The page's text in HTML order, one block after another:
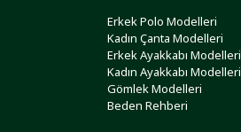
Erkek Polo Modelleri
Kadın Çanta Modelleri
Erkek Ayakkabı Modelleri
Kadın Ayakkabı Modelleri
Gömlek Modelleri
Beden Rehberi